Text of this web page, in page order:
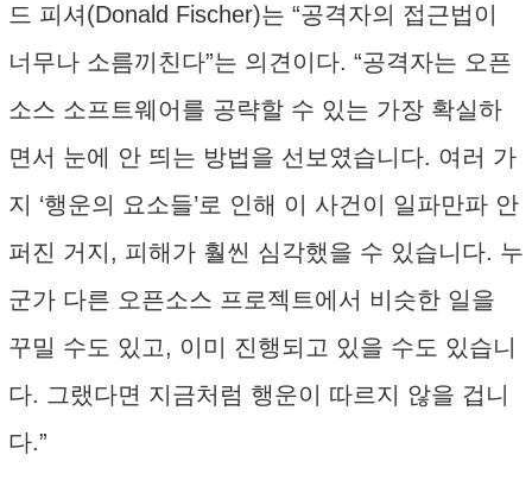
드 피셔(Donald Fischer)는 “공격자의 접근법이
너무나 소름끼친다”는 의견이다. “공격자는 오픈
소스 소프트웨어를 공략할 수 있는 가장 확실하
면서 눈에 안 띄는 방법을 선보였습니다. 여러 가
지 ‘행운의 요소들’로 인해 이 사건이 일파만파 안
퍼진 거지, 피해가 훨씬 심각했을 수 있습니다. 누
군가 다른 오픈소스 프로젝트에서 비슷한 일을
꾸밀 수도 있고, 이미 진행되고 있을 수도 있습니
다. 그랬다면 지금처럼 행운이 따르지 않을 겁니
다.”